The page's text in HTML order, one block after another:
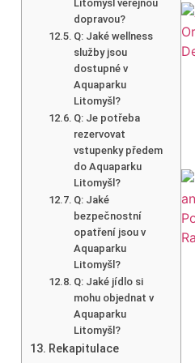
Litomyšl veřejnou
dopravou?
Q: Jaké wellness
služby jsou
dostupné v
Aquaparku
Litomyšl?
Q: Je potřeba
rezervovat
vstupenky předem
do Aquaparku
Litomyšl?
Q: Jaké
bezpečnostní
opatření jsou v
Aquaparku
Litomyšl?
Q: Jaké jídlo si
mohu objednat v
Aquaparku
Litomyšl?
Rekapitulace